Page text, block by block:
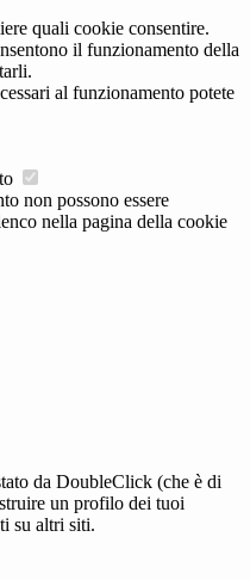
quali cookie consentire.
il funzionamento della
al funzionamento potete
non possono essere
nella pagina della cookie
da DoubleClick (che è di
un profilo dei tuoi
su altri siti.